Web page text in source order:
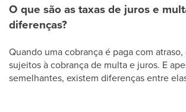
O que são as taxas de juros e
diferenças?
Quando uma cobrança é paga com
sujeitos à cobrança de multa e juros. E
semelhantes, existem diferenças entre